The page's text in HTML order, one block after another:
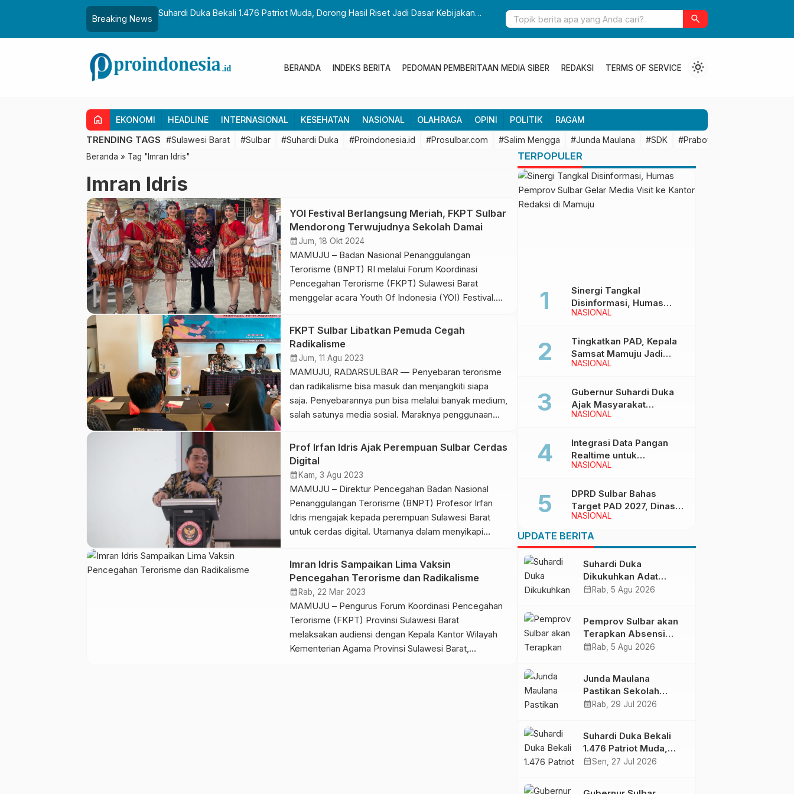
Breaking News
Suhardi Duka Bekali 1.476 Patriot Muda, Dorong Hasil Riset Jadi Dasar Kebijakan
Gubernur Sulbar Perkuat Kolaborasi Riset dengan BRIN untuk Mendukung
Pembangunan Daerah
search
BERANDA INDEKS BERITA PEDOMAN PEMBERITAAN MEDIA SIBER REDAKSI TERMS OF SERVICE light_mode
home EKONOMI HEADLINE INTERNASIONAL KESEHATAN NASIONAL OLAHRAGA OPINI POLITIK RAGAM
TRENDING TAGS #Sulawesi Barat #Sulbar #Suhardi Duka #Proindonesia.id #Prosulbar.com #Salim Mengga #Junda Maulana #SDK #Prabowo Subianto
Beranda » Tag "Imran Idris"
Imran Idris
YOI Festival Berlangsung Meriah, FKPT Sulbar
Mendorong Terwujudnya Sekolah Damai
calendar_monthJum, 18 Okt 2024
MAMUJU – Badan Nasional Penanggulangan
Terorisme (BNPT) RI melalui Forum Koordinasi
Pencegahan Terorisme (FKPT) Sulawesi Barat
menggelar acara Youth Of Indonesia (YOI) Festival.
Mamuju pada Kamis 17 Oktober 2024, mengusung
tema “Muda Mandiri Berkarya untuk Negeri”.
Berlangsung meriah dengan dihadiri ratusan peserta
dan undangan kehormatan. Ketua Bidang […]
FKPT Sulbar Libatkan Pemuda Cegah
Radikalisme
calendar_monthJum, 11 Agu 2023
MAMUJU, RADARSULBAR — Penyebaran terorisme
dan radikalisme bisa masuk dan menjangkiti siapa
saja. Penyebarannya pun bisa melalui banyak medium,
salah satunya media sosial. Maraknya penggunaan
paham ini lebih gampang disusupkan ke para
pengguna media sosial yang notabenenya didominasi
para generasi muda. Forum Koordinasi Pencegahan
Terorisme (FKPT) Sulbar menyadari betul […]
Prof Irfan Idris Ajak Perempuan Sulbar Cerdas
Digital
calendar_month Kam, 3 Agu 2023
MAMUJU – Direktur Pencegahan Badan Nasional
Penanggulangan Terorisme (BNPT) Profesor Irfan
Idris mengajak kepada perempuan Sulawesi Barat
untuk cerdas digital. Utamanya dalam menyikapi
dan terbuka saat ini. Imbauan tersebut disampaikan
Prof Irfan Idris saat menyampaikan sambutan
sekaligus membuka acara Perempuan Teladan,
Optimis dan Produktif dengan tajuk Cerdas […]
Imran Idris Sampaikan Lima Vaksin
Pencegahan Terorisme dan Radikalisme
calendar_month Rab, 22 Mar 2023
MAMUJU – Pengurus Forum Koordinasi Pencegahan
Terorisme (FKPT) Provinsi Sulawesi Barat
melaksakan audiensi dengan Kepala Kantor Wilayah
Kementerian Agama Provinsi Sulawesi Barat,
TERPOPULER
NASIONAL
Sinergi Tangkal
Disinformasi, Humas
Pemprov Sulbar Gelar
Redaksi di Mamuju
NASIONAL
Tingkatkan PAD, Kepala
Samsat Mamuju Jadi
Narasumber Hearing
DPRD Sulbar
NASIONAL
Gubernur Suhardi Duka
Ajak Masyarakat
Meriahkan Event
NASIONAL
Integrasi Data Pangan
Realtime untuk
Kendalikan inflasi,
Kembangkan Sistem
SAPEDA
NASIONAL
DPRD Sulbar Bahas
Target PAD 2027, Dinas
PUPR Siap Optimalkan
Pendapatan Daerah
UPDATE BERITA
Suhardi Duka
Dikukuhkan Adat
Balanipa, Raih Gelar
calendar_month Rab, 5 Agu 2026
Pemprov Sulbar akan
Terapkan Absensi
Online untuk ASN
calendar_month Rab, 5 Agu 2026
Junda Maulana
Pastikan Sekolah
Rakyat Mamuju Siap
calendar_month Rab, 29 Jul 2026
Suhardi Duka Bekali
1.476 Patriot Muda,
Dorong Hasil Riset Jadi
calendar_monthSen, 27 Jul 2026